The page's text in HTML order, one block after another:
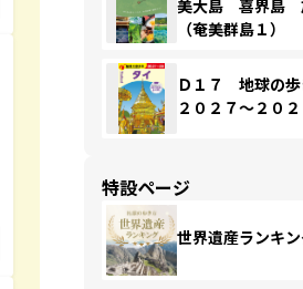
美大島 喜界島
（奄美群島１）
Ｄ１７ 地球の
２０２７～２０２
特設ページ
世界遺産ランキ